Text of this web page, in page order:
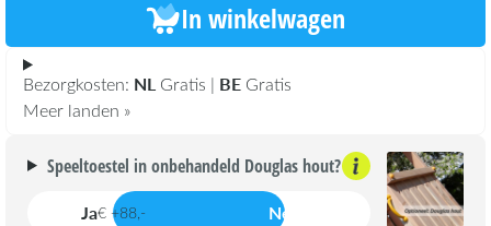
In winkelwagen
Bezorgkosten: NL Gratis | BE Gratis
Meer landen »
Speeltoestel in onbehandeld Douglas hout?
Ja€ +88,- Nee